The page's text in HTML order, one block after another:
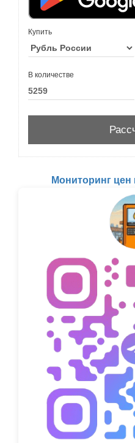
Купить
В количестве
Мониторинг